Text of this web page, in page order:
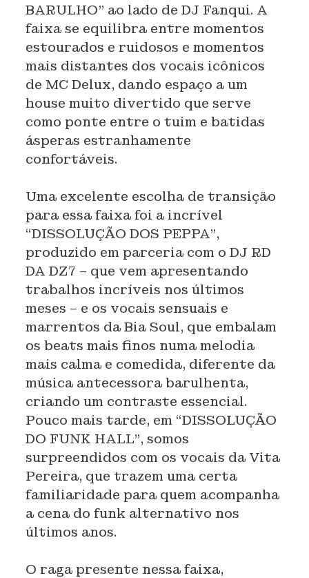
BARULHO” ao lado de DJ Fanqui. A
faixa se equilibra entre momentos
estourados e ruidosos e momentos
mais distantes dos vocais icônicos
de MC Delux, dando espaço a um
house muito divertido que serve
como ponte entre o tuim e batidas
ásperas estranhamente
confortáveis.
Uma excelente escolha de transição
para essa faixa foi a incrível
“DISSOLUÇÃO DOS PEPPA”,
produzido em parceria com o DJ RD
DA DZ7 – que vem apresentando
trabalhos incríveis nos últimos
meses – e os vocais sensuais e
marrentos da Bia Soul, que embalam
os beats mais finos numa melodia
mais calma e comedida, diferente da
música antecessora barulhenta,
criando um contraste essencial.
Pouco mais tarde, em “DISSOLUÇÃO
DO FUNK HALL”, somos
surpreendidos com os vocais da Vita
Pereira, que trazem uma certa
familiaridade para quem acompanha
a cena do funk alternativo nos
últimos anos.
O raga presente nessa faixa,